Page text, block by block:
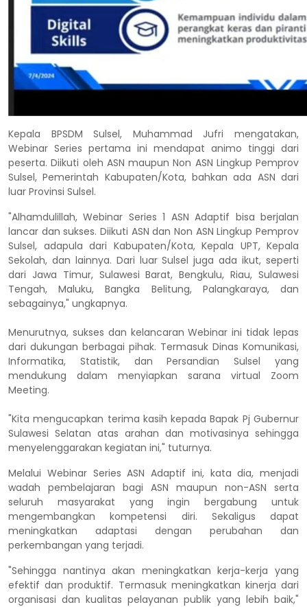
Kepala BPSDM Sulsel, Muhammad Jufri mengatakan,
Webinar Series pertama ini mendapat animo tinggi dari
peserta. Diikuti oleh ASN maupun Non ASN Lingkup Pemprov
Sulsel, Pemerintah Kabupaten/Kota, bahkan ada ASN dari
luar Provinsi Sulsel.
"Alhamdulillah, Webinar Series 1 ASN Adaptif bisa berjalan
lancar dan sukses. Diikuti ASN dan Non ASN Lingkup Pemprov
Sulsel, adapula dari Kabupaten/Kota, Kepala UPT, Kepala
Sekolah, dan lainnya. Dari luar Sulsel juga ada ikut, seperti
dari Jawa Timur, Sulawesi Barat, Bengkulu, Riau, Sulawesi
Tengah, Maluku, Bangka Belitung, Palangkaraya, dan
sebagainya," ungkapnya.
Menurutnya, sukses dan kelancaran Webinar ini tidak lepas
dari dukungan berbagai pihak. Termasuk Dinas Komunikasi,
Informatika, Statistik, dan Persandian Sulsel yang
mendukung dalam menyiapkan sarana virtual Zoom
Meeting.
"Kita mengucapkan terima kasih kepada Bapak Pj Gubernur
Sulawesi Selatan atas arahan dan motivasinya sehingga
menyelenggarakan kegiatan ini," tuturnya.
Melalui Webinar Series ASN Adaptif ini, kata dia, menjadi
wadah pembelajaran bagi ASN maupun non-ASN serta
seluruh masyarakat yang ingin bergabung untuk
mengembangkan kompetensi diri. Sekaligus dapat
meningkatkan adaptasi dengan perubahan dan
perkembangan yang terjadi.
"Sehingga nantinya akan meningkatkan kerja-kerja yang
efektif dan produktif. Termasuk meningkatkan kinerja dari
organisasi dan kualitas pelayanan publik yang lebih baik,"